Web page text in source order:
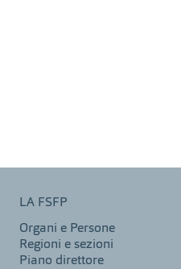
LA FSFP
Organi e Persone
Regioni e sezioni
Piano direttore